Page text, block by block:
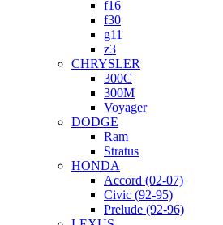
f16
f30
g11
z3
CHRYSLER
300C
300M
Voyager
DODGE
Ram
Stratus
HONDA
Accord (02-07)
Civic (92-95)
Prelude (92-96)